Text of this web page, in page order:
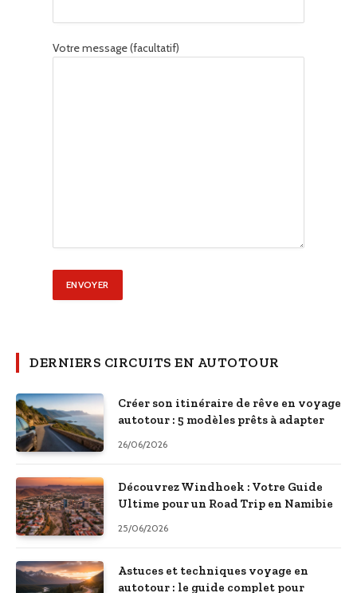
Votre message (facultatif)
DERNIERS CIRCUITS EN AUTOTOUR
Créer son itinéraire de rêve en voyage
autotour : 5 modèles prêts à adapter
26/06/2026
Découvrez Windhoek : Votre Guide
Ultime pour un Road Trip en Namibie
25/06/2026
Astuces et techniques voyage en
autotour : le guide complet pour